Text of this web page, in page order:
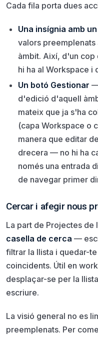
Cada fila porta dues
Una insígnia amb
valors preemplenats
àmbit. Així, d'un
hi ha al Workspace i
Un botó Gestionar
d'edició d'aquell
mateix que ja s'ha
(capa Workspace o
manera que editar
drecera — no hi ha
només una entrada
de navegar primer
Cercar i afegir nous
La part de Projectes de
casella de cerca —
filtrar la llista i quedar-
coincidents. Útil en
desplaçar-se per la
escriure.
La visió general no es
preemplenats. Per